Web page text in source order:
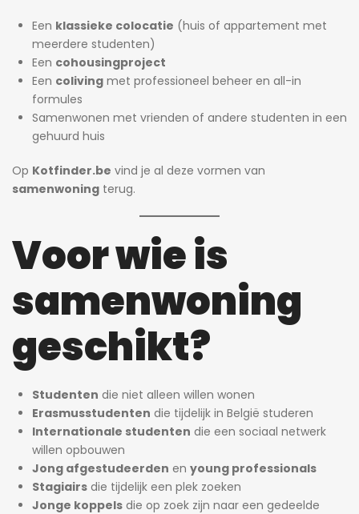
Een klassieke colocatie (huis of appartement met
meerdere studenten)
Een cohousingproject
Een coliving met professioneel beheer en all-in
formules
Samenwonen met vrienden of andere studenten in een
gehuurd huis
Op Kotfinder.be vind je al deze vormen van
samenwoning terug.
Voor wie is
samenwoning
geschikt?
Studenten die niet alleen willen wonen
Erasmusstudenten die tijdelijk in België studeren
Internationale studenten die een sociaal netwerk
willen opbouwen
Jong afgestudeerden en young professionals
Stagiairs die tijdelijk een plek zoeken
Jonge koppels die op zoek zijn naar een gedeelde